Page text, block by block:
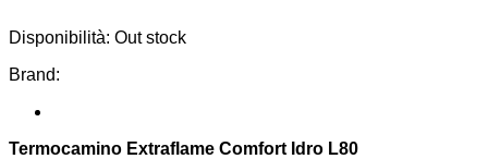
Disponibilità: Out stock
Brand:
Termocamino Extraflame Comfort Idro L80